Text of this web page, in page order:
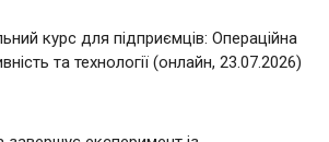
курс для підприємців: Операційна
та технології (онлайн, 23.07.2026)